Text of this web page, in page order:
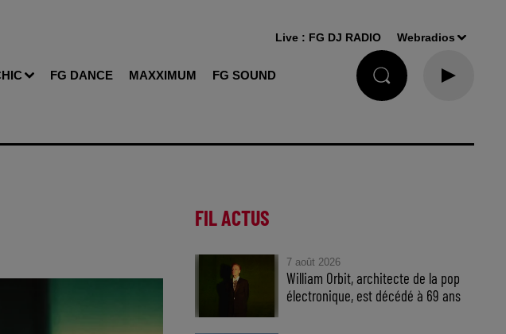
FG DANCE MAXXIMUM FG SOUND
Live : FG DJ RADIO Webradios
FIL ACTUS
7 août 2026
William Orbit, architecte de la pop
électronique, est décédé à 69 ans